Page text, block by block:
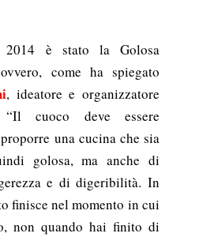
è stato la Golosa
come ha spiegato
, ideatore e organizzatore
“Il cuoco deve essere
una cucina che sia
golosa, ma anche di
e di digeribilità. In
finisce nel momento in cui
non quando hai finito di